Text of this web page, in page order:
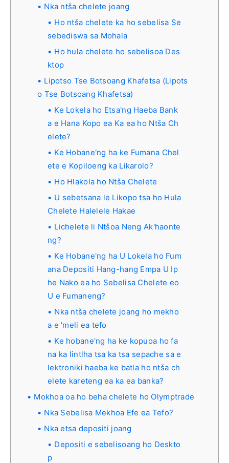
Nka ntša chelete joang
Ho ntša chelete ka ho sebelisa Se
sebediswa sa Mohala
Ho hula chelete ho sebelisoa Des
ktop
Lipotso Tse Botsoang Khafetsa (Lipots
o Tse Botsoang Khafetsa)
Ke Lokela ho Etsa'ng Haeba Bank
a e Hana Kopo ea Ka ea ho Ntša Ch
elete?
Ke Hobane'ng ha ke Fumana Chel
ete e Kopiloeng ka Likarolo?
Ho Hlakola ho Ntša Chelete
U sebetsana le Likopo tsa ho Hula
Chelete Halelele Hakae
Lichelete li Ntšoa Neng Ak'haonte
ng?
Ke Hobane'ng ha U Lokela ho Fum
ana Depositi Hang-hang Empa U Ip
he Nako ea ho Sebelisa Chelete eo
U e Fumaneng?
Nka ntša chelete joang ho mekho
a e 'meli ea tefo
Ke hobane'ng ha ke kopuoa ho fa
na ka lintlha tsa ka tsa sepache sa e
lektroniki haeba ke batla ho ntša ch
elete kareteng ea ka ea banka?
Mokhoa oa ho beha chelete ho Olymptrade
Nka Sebelisa Mekhoa Efe ea Tefo?
Nka etsa depositi joang
Depositi e sebelisoang ho Deskto
p